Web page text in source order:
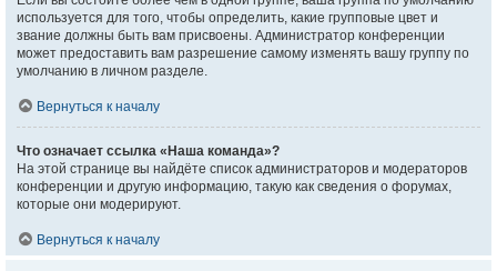
используется для того, чтобы определить, какие групповые цвет и
звание должны быть вам присвоены. Администратор конференции
может предоставить вам разрешение самому изменять вашу группу по
умолчанию в личном разделе.
Вернуться к началу
Что означает ссылка «Наша команда»?
На этой странице вы найдёте список администраторов и модераторов
конференции и другую информацию, такую как сведения о форумах,
которые они модерируют.
Вернуться к началу